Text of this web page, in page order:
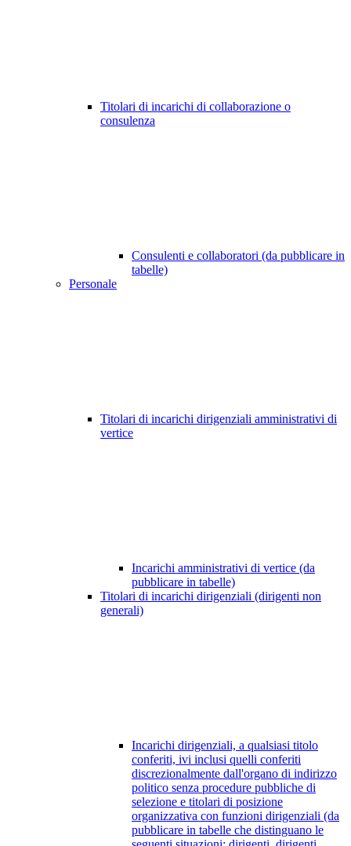
Titolari di incarichi di collaborazione o
consulenza
Consulenti e collaboratori (da pubblicare in
tabelle)
Personale
Titolari di incarichi dirigenziali amministrativi di
vertice
Incarichi amministrativi di vertice (da
pubblicare in tabelle)
Titolari di incarichi dirigenziali (dirigenti non
generali)
Incarichi dirigenziali, a qualsiasi titolo
conferiti, ivi inclusi quelli conferiti
discrezionalmente dall'organo di indirizzo
politico senza procedure pubbliche di
selezione e titolari di posizione
organizzativa con funzioni dirigenziali (da
pubblicare in tabelle che distinguano le